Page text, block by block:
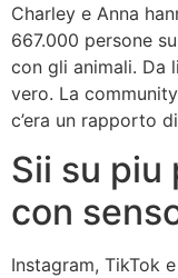
Charley e Anna
667.000 persone
con gli animali. Da
vero. La
c’era un rapporto
Sii su piu
con
Instagram, TikTok